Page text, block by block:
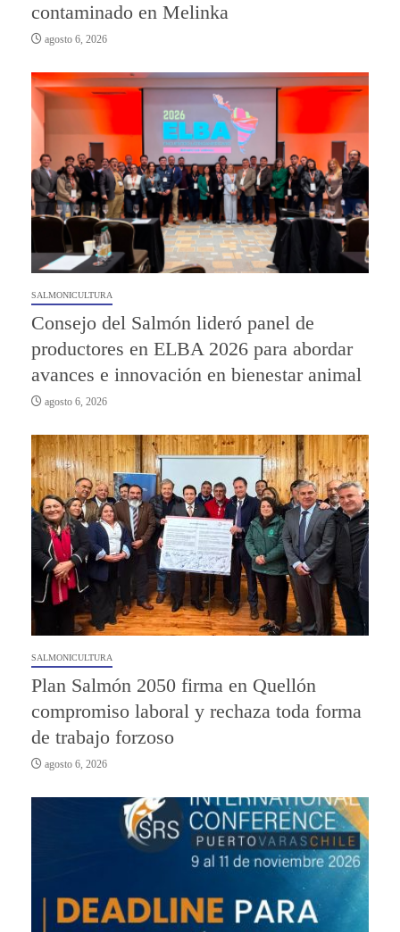
contaminado en Melinka
agosto 6, 2026
SALMONICULTURA
Consejo del Salmón lideró panel de
productores en ELBA 2026 para abordar
avances e innovación en bienestar animal
agosto 6, 2026
SALMONICULTURA
Plan Salmón 2050 firma en Quellón
compromiso laboral y rechaza toda forma
de trabajo forzoso
agosto 6, 2026